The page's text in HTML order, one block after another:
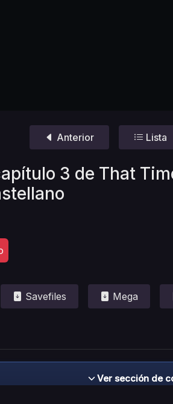
Anterior Lista
3 de That
Savefiles Mega
Ver sección de